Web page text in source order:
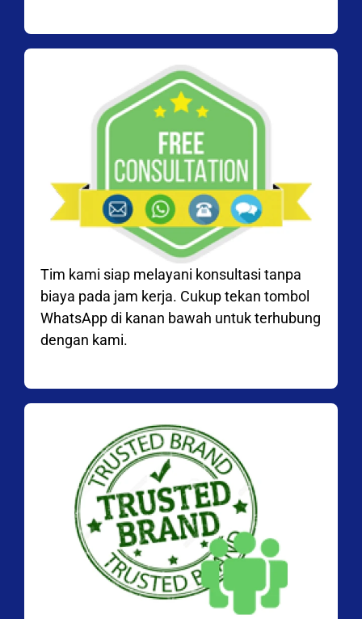
Tim kami siap melayani konsultasi tanpa
biaya pada jam kerja. Cukup tekan tombol
WhatsApp di kanan bawah untuk terhubung
dengan kami.